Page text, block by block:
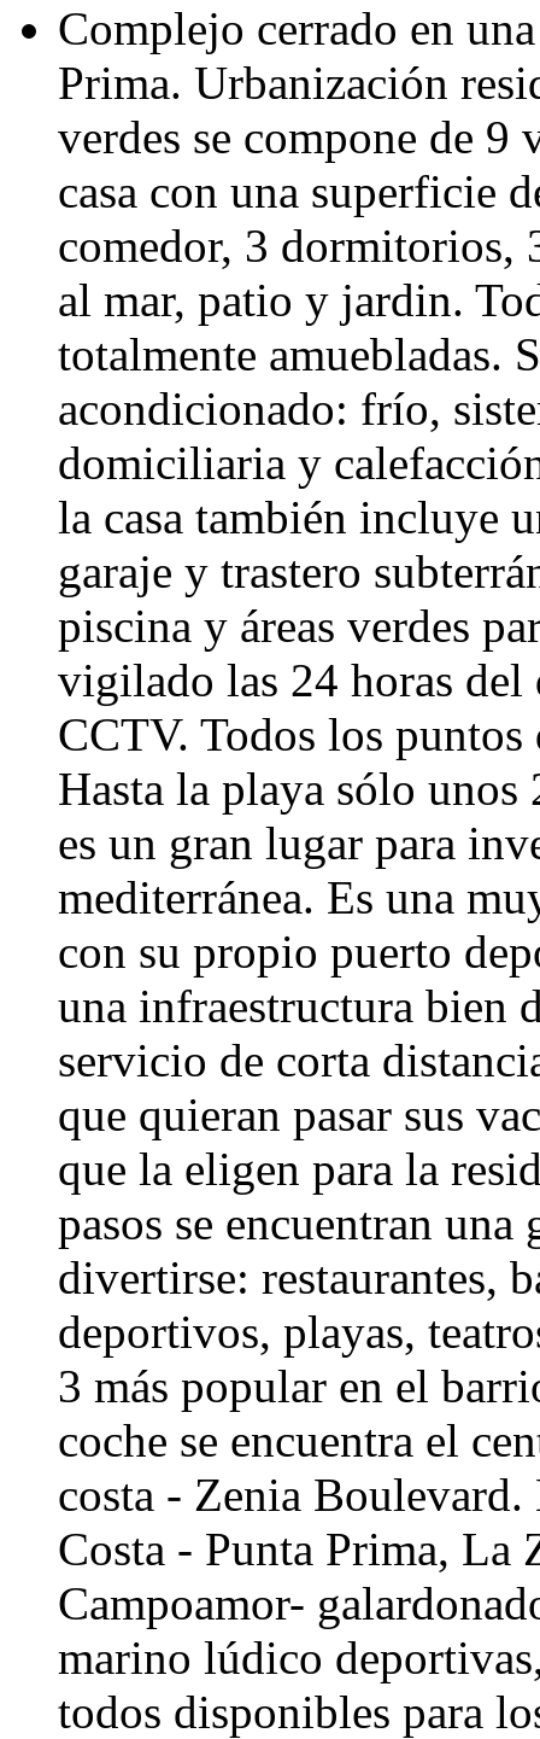
Complejo cerrado en
Prima. Urbanización
verdes se compone de
casa con una superficie
comedor, 3 dormitorios,
al mar, patio y jardin.
totalmente amuebladas.
acondicionado: frío,
domiciliaria y
la casa también incluye
garaje y trastero
piscina y áreas verdes
vigilado las 24 horas del
CCTV. Todos los
Hasta la playa sólo unos
es un gran lugar para
mediterránea. Es una
con su propio puerto
una infraestructura bien
servicio de corta
que quieran pasar sus
que la eligen para la
pasos se encuentran
divertirse: restaurantes,
deportivos, playas,
3 más popular en el
coche se encuentra el
costa - Zenia
Costa - Punta Prima, La
Campoamor-
marino lúdico
todos disponibles para